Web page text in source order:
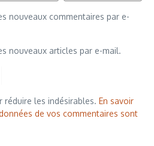
nouveaux commentaires par e-
nouveaux articles par e-mail.
réduire les indésirables. En savoir
de vos commentaires sont